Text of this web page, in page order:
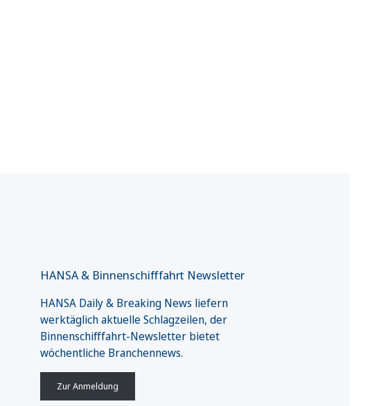
HANSA & Binnenschifffahrt Newsletter
HANSA Daily & Breaking News liefern
werktäglich aktuelle Schlagzeilen, der
Binnenschifffahrt-Newsletter bietet
wöchentliche Branchennews.
Zur Anmeldung